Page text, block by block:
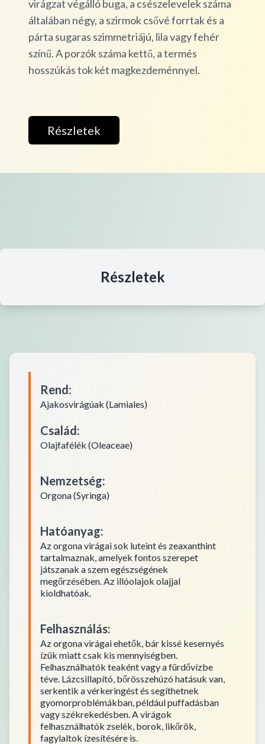
virágzat végálló buga, a csészelevelek száma
általában négy, a szirmok csővé forrtak és a
párta sugaras szimmetriájú, lila vagy fehér
színű. A porzók száma kettő, a termés
hosszúkás tok két magkezdeménnyel.
Részletek
Részletek
Rend:
Ajakosvirágúak (Lamiales)
Család:
Olajfafélék (Oleaceae)
Nemzetség:
Orgona (Syringa)
Hatóanyag:
Az orgona virágai sok luteint és zeaxanthint
tartalmaznak, amelyek fontos szerepet
játszanak a szem egészségének
megőrzésében. Az illóolajok olajjal
kioldhatóak.
Felhasználás:
Az orgona virágai ehetők, bár kissé kesernyés
ízük miatt csak kis mennyiségben.
Felhasználhatók teaként vagy a fürdővízbe
téve. Lázcsillapító, bőrösszehúzó hatásuk van,
serkentik a vérkeringést és segíthetnek
gyomorproblémákban, például puffadásban
vagy székrekedésben. A virágok
felhasználhatók zselék, borok, likőrök,
fagylaltok ízesítésére is.